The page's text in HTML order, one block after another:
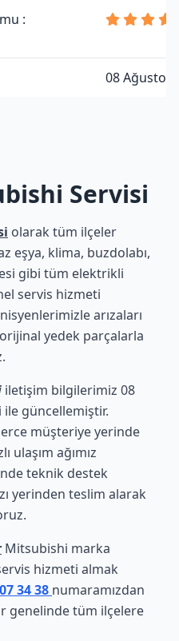
:
08 Ağustos
Servisi
olarak tüm ilçeler
eşya, klima, buzdolabı,
gibi tüm elektrikli
servis hizmeti
arızaları
yedek parçalarla
iletişim bilgilerimiz 08
güncellemiştir.
müşteriye yerinde
ulaşım ağımız
teknik destek
yerinden teslim alarak
Mitsubishi marka
hizmeti almak
34 38 numaramızdan
genelinde tüm ilçelere